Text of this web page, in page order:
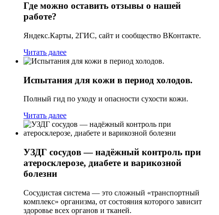
Где можно оставить отзывы о нашей
работе?
Яндекс.Карты, 2ГИС, сайт и сообщество ВКонтакте.
Читать далее
Испытания для кожи в период холодов.
Полный гид по уходу и опасности сухости кожи.
Читать далее
УЗДГ сосудов — надёжный контроль при
атеросклерозе, диабете и варикозной
болезни
Сосудистая система — это сложный «транспортный
комплекс» организма, от состояния которого зависит
здоровье всех органов и тканей.